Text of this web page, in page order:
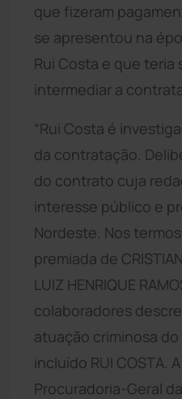
que fizeram
se apresentou na
Rui Costa e que
intermediar a
“Rui Costa é
da contratação.
do contrato cuja
interesse público e
Nordeste. Nos
premiada de
LUIZ HENRIQUE
colaboradores
atuação criminosa
incluído RUI COSTA.
Procuradoria-Geral